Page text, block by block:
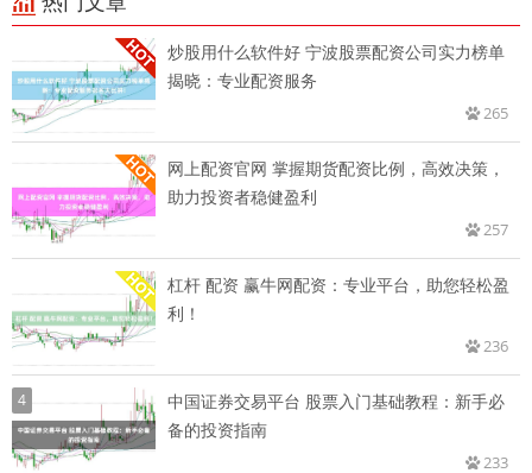
炒股用什么软件好 宁波股票配资公司实力榜单
揭晓：专业配资服务
265
网上配资官网 掌握期货配资比例，高效决策，
助力投资者稳健盈利
257
杠杆 配资 赢牛网配资：专业平台，助您轻松盈
利！
236
4
中国证券交易平台 股票入门基础教程：新手必
备的投资指南
233